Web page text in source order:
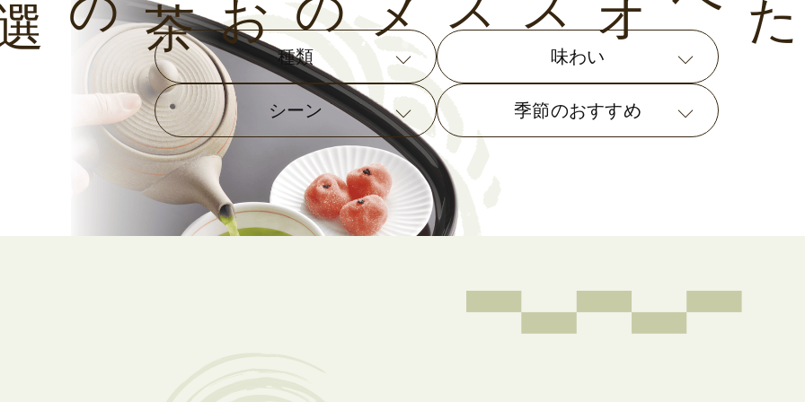
種類 味わい
シーン 季節のおすすめ